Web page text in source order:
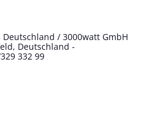
Deutschland / 3000watt GmbH
Deutschland -
332 99